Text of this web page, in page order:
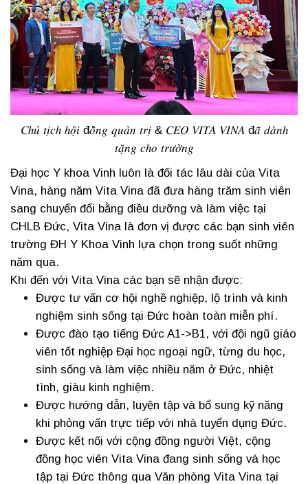
𝐶ℎ𝑢̉ 𝑡𝑖̣𝑐ℎ ℎ𝑜̣̂𝑖 đ𝑜̂̀𝑛𝑔 𝑞𝑢𝑎̉𝑛 𝑡𝑟𝑖̣ & 𝐶𝐸𝑂 𝑉𝐼𝑇𝐴 𝑉𝐼𝑁𝐴 đ𝑎̃ 𝑑𝑎̀𝑛ℎ
𝑡𝑎̣̆𝑛𝑔 𝑐ℎ𝑜 𝑡𝑟𝑢̛𝑜̛̀𝑛𝑔
Đại học Y khoa Vinh luôn là đối tác lâu dài của Vita
Vina, hàng năm Vita Vina đã đưa hàng trăm sinh viên
sang chuyển đổi bằng điều dưỡng và làm việc tại
CHLB Đức, Vita Vina là đơn vị được các bạn sinh viên
trường ĐH Y Khoa Vinh lựa chọn trong suốt những
năm qua.
Khi đến với Vita Vina các bạn sẽ nhận được:
Được tư vấn cơ hội nghề nghiệp, lộ trình và kinh
nghiệm sinh sống tại Đức hoàn toàn miễn phí.
Được đào tạo tiếng Đức A1->B1, với đội ngũ giáo
viên tốt nghiệp Đại học ngoại ngữ, từng du học,
sinh sống và làm việc nhiều năm ở Đức, nhiệt
tình, giàu kinh nghiệm.
Được hướng dẫn, luyện tập và bổ sung kỹ năng
khi phỏng vấn trực tiếp với nhà tuyển dụng Đức.
Được kết nối với cộng đồng người Việt, cộng
đồng học viên Vita Vina đang sinh sống và học
tập tại Đức thông qua Văn phòng Vita Vina tại